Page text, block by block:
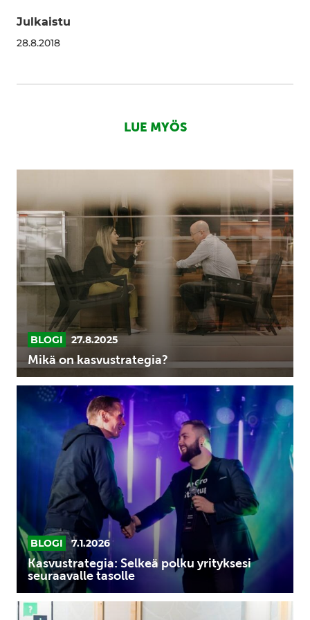
Julkaistu
28.8.2018
LUE MYÖS
kasvustrategia?
BLOGI 27.8.2025
Mikä on kasvustrategia?
Kasvustrategia:
Selkeä
polku
yrityksesi
seuraavalle
BLOGI 7.1.2026
Kasvustrategia: Selkeä polku yrityksesi
seuraavalle tasolle
Mitä